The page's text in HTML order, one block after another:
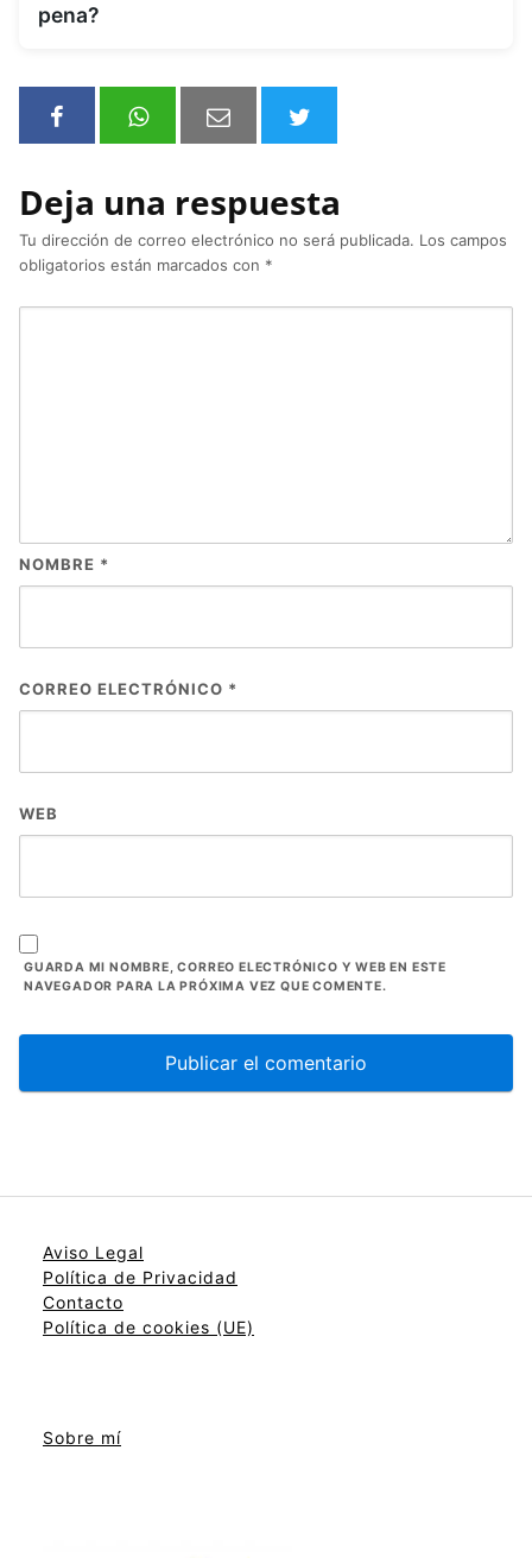
pena?
Deja una respuesta
Tu dirección de correo electrónico no será publicada. Los campos
obligatorios están marcados con *
NOMBRE *
CORREO ELECTRÓNICO *
WEB
GUARDA MI NOMBRE, CORREO ELECTRÓNICO Y WEB EN ESTE
NAVEGADOR PARA LA PRÓXIMA VEZ QUE COMENTE.
Aviso Legal
Política de Privacidad
Contacto
Política de cookies (UE)
Sobre mí